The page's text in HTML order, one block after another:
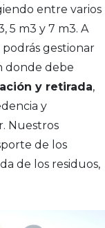
entre varios
5 m3 y 7 m3. A
gestionar
donde debe
y retirada,
y
Nuestros
de los
de los residuos,